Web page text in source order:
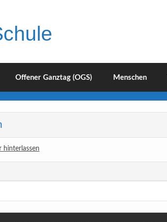
in Moers
Offener Ganztag (OGS) Menschen
hinterlassen